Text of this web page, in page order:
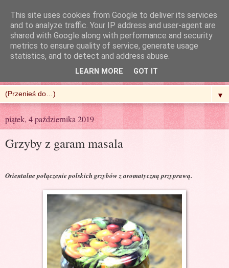
R'n'G Kitchen
▼
piątek, 4 października 2019
Grzyby z garam masala
Orientalne połączenie polskich grzybów z aromatyczną przyprawą.
This site uses cookies from Google to deliver its services
and to analyze traffic. Your IP address and user-agent are
shared with Google along with performance and security
metrics to ensure quality of service, generate usage
statistics, and to detect and address abuse.
LEARN MORE GOT IT